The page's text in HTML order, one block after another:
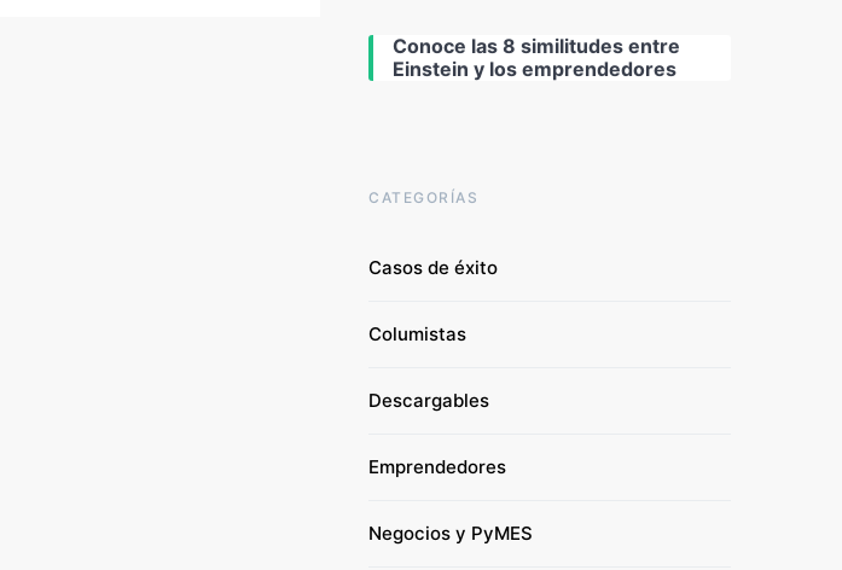
Conoce las 8 similitudes entre
Einstein y los emprendedores
CATEGORÍAS
Casos de éxito
Columistas
Descargables
Emprendedores
Negocios y PyMES